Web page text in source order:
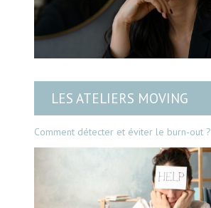
LES ATELIERS MOVING
Comment détecter et éviter le burn-out ?